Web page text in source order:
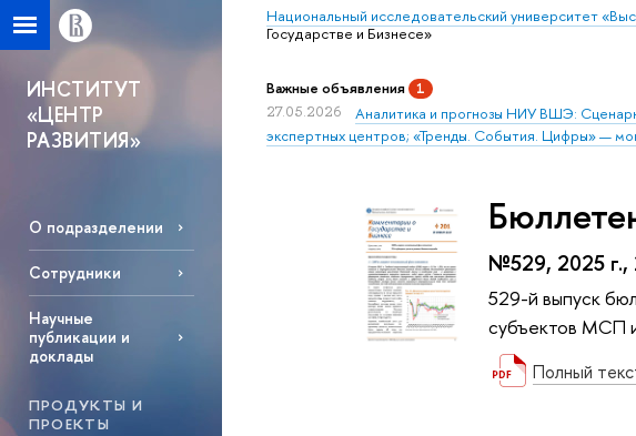
Национальный исследовательский университет
Государстве и Бизнесе»
ИНСТИТУТ
«ЦЕНТР
РАЗВИТИЯ»
О подразделении
Сотрудники
Научные
публикации и
доклады
ПРОДУКТЫ И
ПРОЕКТЫ
Важные объявления 1
27.05.2026
Аналитика и прогнозы НИУ ВШЭ:
экспертных центров; «Тренды. События. Цифры» —
№529, 2025 г.,
529-й выпуск
субъектов МСП и
Полный